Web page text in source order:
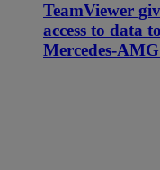
TeamViewer
access to data
Mercedes-